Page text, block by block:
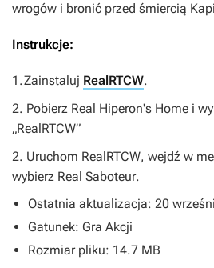
wrogów i bronić przed śmiercią
Instrukcje:
1.Zainstaluj RealRTCW.
2. Pobierz Real Hiperon's Home i
„RealRTCW”
2. Uruchom RealRTCW, wejdź w
wybierz Real Saboteur.
Ostatnia aktualizacja: 20
Gatunek: Gra Akcji
Rozmiar pliku: 14.7 MB